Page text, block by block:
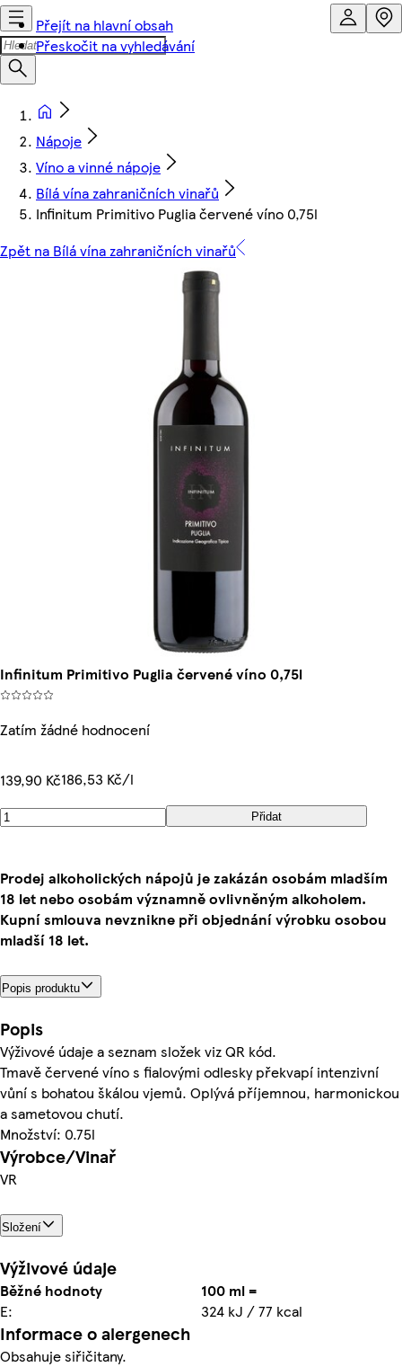
Přejít na hlavní obsah
Přeskočit na vyhledávání
Nápoje
Víno a vinné nápoje
Bílá vína zahraničních vinařů
Infinitum Primitivo Puglia červené víno 0,75l
Zpět na Bílá vína zahraničních vinařů
Infinitum Primitivo Puglia červené víno 0,75l
Zatím žádné hodnocení
139,90 Kč186,53 Kč/l
Přidat
Prodej alkoholických nápojů je zakázán osobám mladším
18 let nebo osobám významně ovlivněným alkoholem.
Kupní smlouva nevznikne při objednání výrobku osobou
mladší 18 let.
Popis produktu
Popis
Výživové údaje a seznam složek viz QR kód.
Tmavě červené víno s fialovými odlesky překvapí intenzivní
vůní s bohatou škálou vjemů. Oplývá příjemnou, harmonickou
a sametovou chutí.
Množství: 0.75l
Výrobce/Vinař
VR
Složení
Výživové údaje
Běžné hodnoty
100 ml =
E:
324 kJ / 77 kcal
Informace o alergenech
Obsahuje siřičitany.